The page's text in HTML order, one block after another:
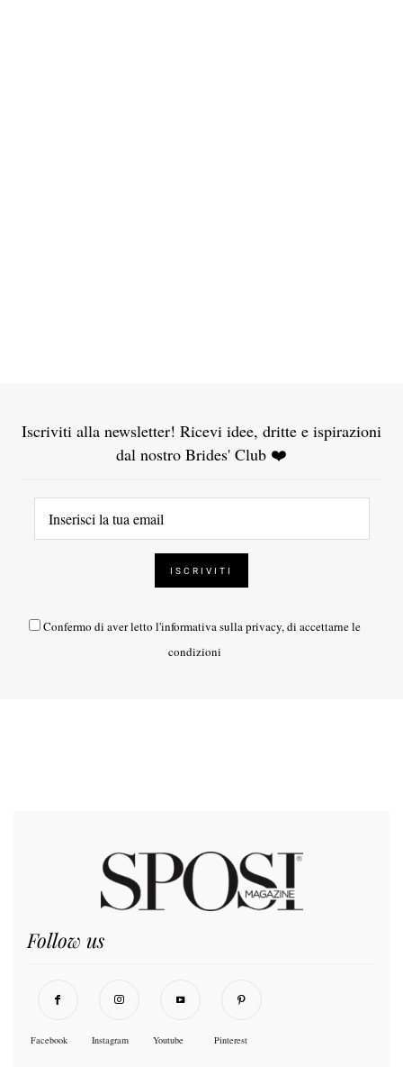
Iscriviti alla newsletter! Ricevi idee, dritte e ispirazioni
dal nostro Brides' Club ❤️
Confermo di aver letto l'informativa sulla privacy, di accettarne le
condizioni
Follow us
Facebook Instagram Youtube Pinterest